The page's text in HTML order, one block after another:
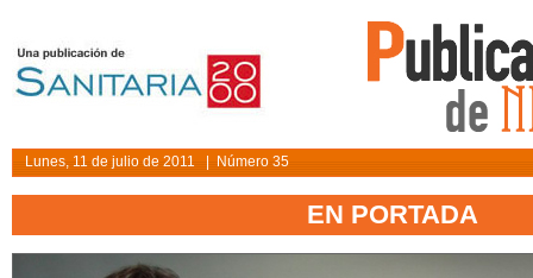
Lunes, 11 de julio de 2011 | Número 35
EN PORTADA